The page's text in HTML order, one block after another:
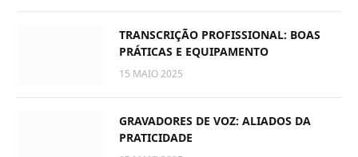
TRANSCRIÇÃO PROFISSIONAL: BOAS
PRÁTICAS E EQUIPAMENTO
15 MAIO 2025
GRAVADORES DE VOZ: ALIADOS DA
PRATICIDADE